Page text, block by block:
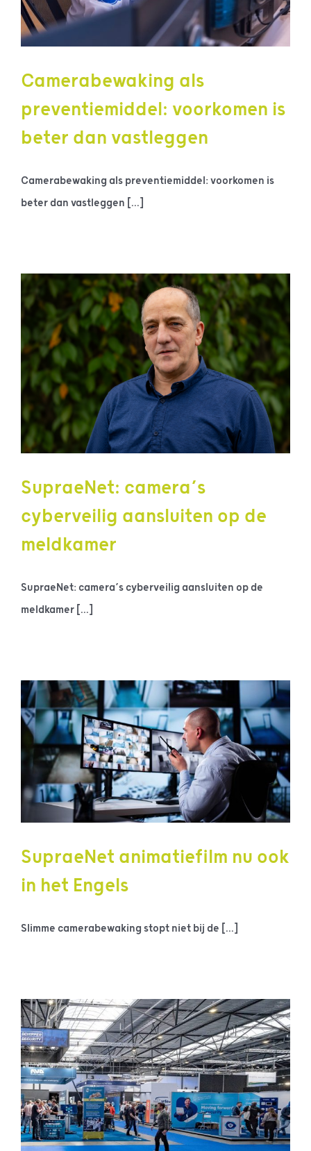
Camerabewaking als
preventiemiddel: voorkomen is
beter dan vastleggen
Camerabewaking als preventiemiddel: voorkomen is
beter dan vastleggen [...]
SupraeNet: camera’s
cyberveilig aansluiten op de
meldkamer
SupraeNet: camera’s cyberveilig aansluiten op de
meldkamer [...]
SupraeNet animatiefilm nu ook
in het Engels
Slimme camerabewaking stopt niet bij de [...]